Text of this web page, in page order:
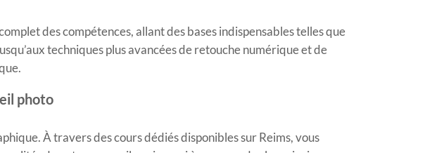
des compétences, allant des bases indispensables telles que
techniques plus avancées de retouche numérique et de
photo
À travers des cours dédiés disponibles sur Reims, vous